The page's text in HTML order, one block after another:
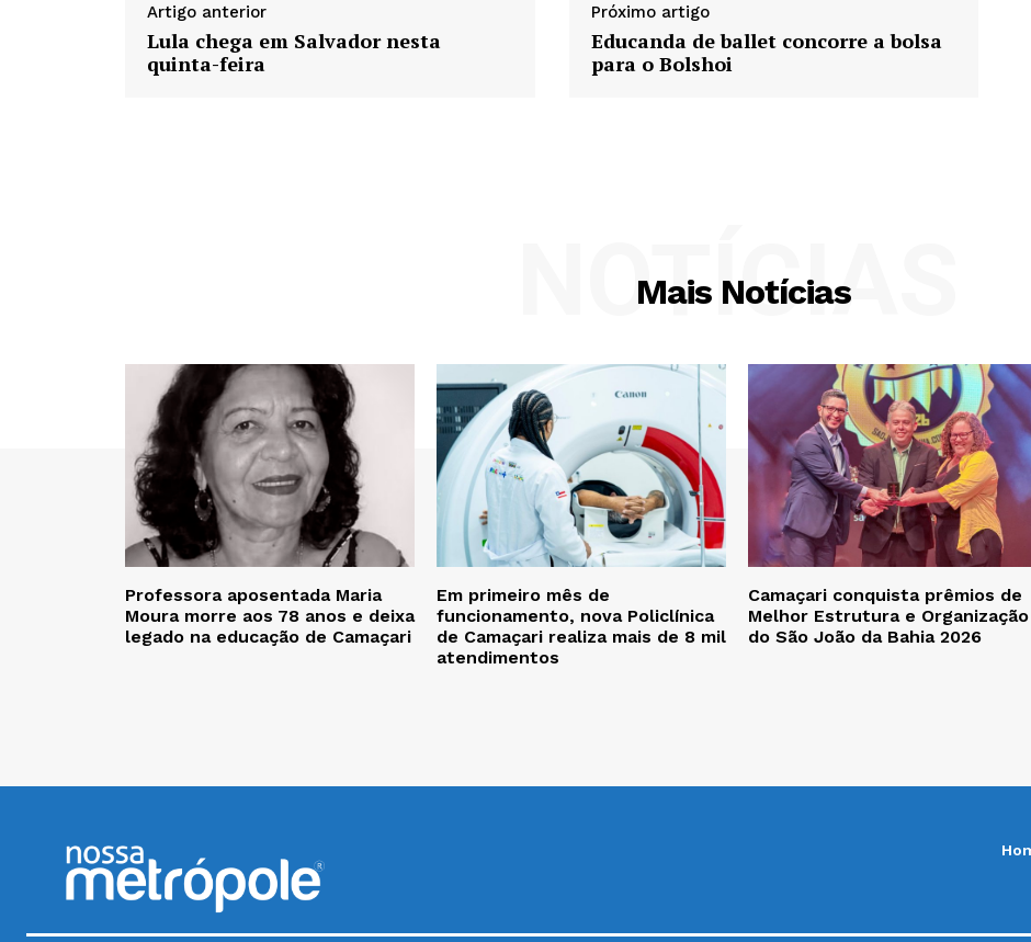
Artigo anterior
Lula chega em Salvador nesta
quinta-feira
Próximo artigo
Educanda de ballet concorre a bolsa
para o Bolshoi
Mais Notícias
NOTÍCIAS
Professora aposentada Maria
Moura morre aos 78 anos e deixa
legado na educação de Camaçari
Em primeiro mês de
funcionamento, nova Policlínica
de Camaçari realiza mais de 8 mil
atendimentos
Camaçari conquista prêmios de
Melhor Estrutura e Organização
do São João da Bahia 2026